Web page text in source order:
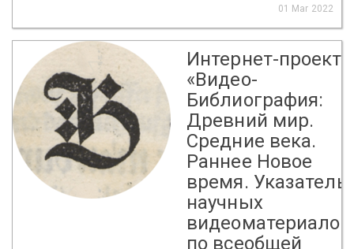
01 Mar 2022
Интернет-проект
«Видео-
Библиография:
Древний мир.
Средние века.
Раннее Новое
время. Указатель
научных
видеоматериалов
по всеобщей